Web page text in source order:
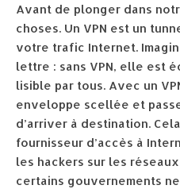
Avant de plonger dans
choses. Un VPN est un
votre trafic Internet.
lettre : sans VPN, elle est
lisible par tous. Avec un
enveloppe scellée et
d’arriver à destination.
fournisseur d’accès à
les hackers sur les
certains gouvernements